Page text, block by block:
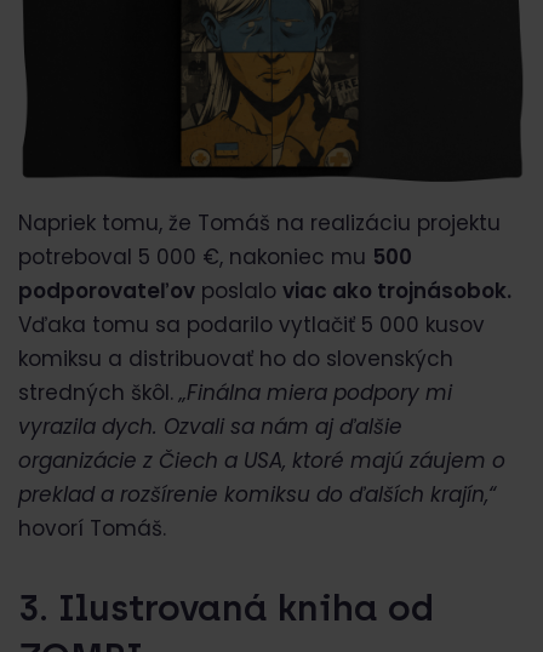
Napriek tomu, že Tomáš na realizáciu projektu
potreboval 5 000 €, nakoniec mu 500
podporovateľov poslalo viac ako trojnásobok.
Vďaka tomu sa podarilo vytlačiť 5 000 kusov
komiksu a distribuovať ho do slovenských
stredných škôl. „Finálna miera podpory mi
vyrazila dych. Ozvali sa nám aj ďalšie
organizácie z Čiech a USA, ktoré majú záujem o
preklad a rozšírenie komiksu do ďalších krajín,“
hovorí Tomáš.
3. Ilustrovaná kniha od